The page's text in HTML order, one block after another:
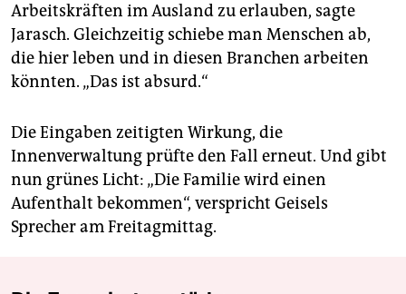
Arbeitskräften im Ausland zu erlauben, sagte
Jarasch. Gleichzeitig schiebe man Menschen ab,
die hier leben und in diesen Branchen arbeiten
könnten. „Das ist absurd.“
Die Eingaben zeitigten Wirkung, die
Innenverwaltung prüfte den Fall erneut. Und gibt
nun grünes Licht: „Die Familie wird einen
Aufenthalt bekommen“, verspricht Geisels
Sprecher am Freitagmittag.